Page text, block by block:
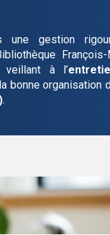
une gestion
à l’
bonne organisation
.